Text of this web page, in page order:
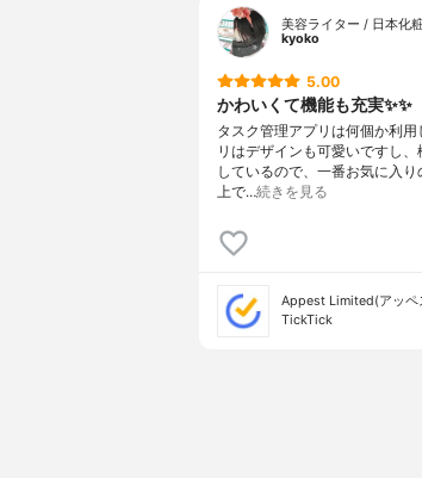
美容ライター / 日本化
kyoko
5.00
かわいくて機能も充実✨✨
タスク管理アプリは何個か利
リはデザインも可愛いですし
しているので、一番お気に入
上で…続きを見る
Appest Limited(アッペ
TickTick